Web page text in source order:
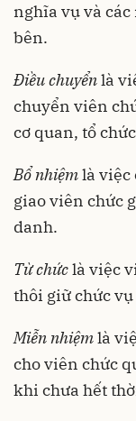
nghĩa vụ và
bên.
Điều chuyểnlà
chuyển viên
cơ quan, tổ
Bổ nhiệmlà việc
giao viên chức
danh.
Từ chứclà việc
thôi giữ chức
Miễn nhiệmlà
cho viên chức
khi chưa hết